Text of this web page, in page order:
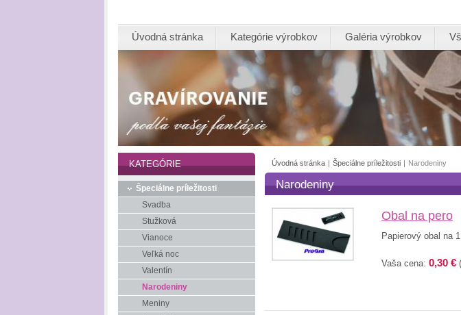
Úvodná stránka Kategórie výrobkov Galéria výrobkov
Úvodná stránka | Špeciálne príležitosti | Narodeniny
Narodeniny
Obal na pero
Papierový obal na
Vaša cena: 0,30 €
KATEGÓRIE
Špeciálne príležitosti
Svadba
Stužková
Vianoce
Veľká noc
Valentín
Narodeniny
Meniny